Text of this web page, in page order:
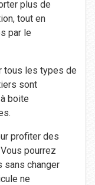
plus de
tout en
par le
tous les types de
sont
boite
profiter des
pourrez
sans changer
ne